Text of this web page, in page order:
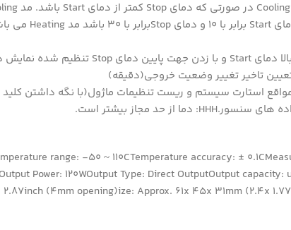
range: -50 ~ 110CTemperature accuracy: ±
Power: 120WOutput Type: Direct OutputOutput
(4mm opening)ize: Approx. 61x 45x 31mm (2.4x